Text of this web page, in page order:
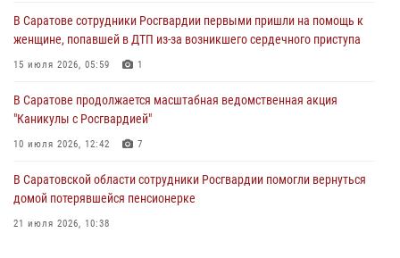
В Саратове продолжается масштабная ведомственная акция
"Каникулы с Росгвардией"
В Саратовской области при содействии спецназа Росгвардии
задержан подозреваемый в незаконном обороте наркотиков
В Саратове сотрудники Росгвардии первыми пришли на помощь к
женщине, попавшей в ДТП из-за возникшего сердечного приступа
15 июля 2026, 05:59 1
В Саратове продолжается масштабная ведомственная акция
"Каникулы с Росгвардией"
10 июля 2026, 12:42 7
В Саратовской области сотрудники Росгвардии помогли вернуться
домой потерявшейся пенсионерке
21 июля 2026, 10:38